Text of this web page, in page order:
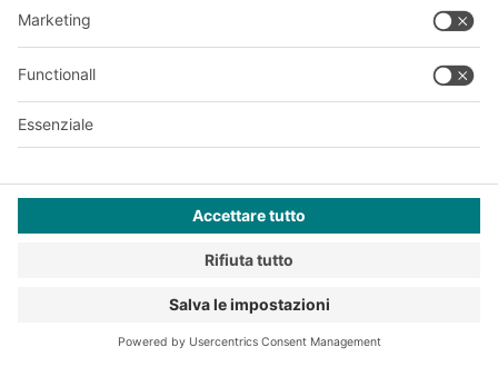
supportati da scaffalature BITO,
noti anche come pick tower (torri